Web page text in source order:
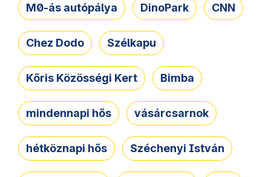
M0-ás autópálya DinoPark CNN
Chez Dodo Szélkapu
Kőris Közösségi Kert Bimba
mindennapi hős vásárcsarnok
hétköznapi hős Széchenyi István